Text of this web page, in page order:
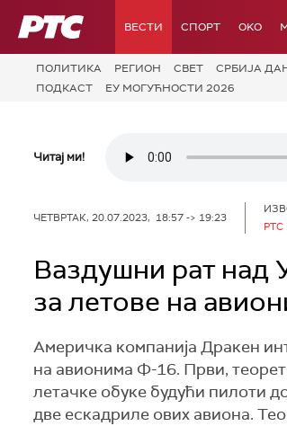
РТС ВЕСТИ СПОРТ OKO
ПОЛИТИКА РЕГИОН СВЕТ СРБИЈА
ПОДКАСТ
ЕУ МОГУЋНОСТИ 2026
Читај ми!
ЧЕТВРТАК, 20.07.2023, 18:57 -> 19:23
РТС
Ваздушни рат над
за летове на
Америчка компанија Дракен
на авионима Ф-16. Први,
летачке обуке будући пилоти
две ескадриле ових авиона.